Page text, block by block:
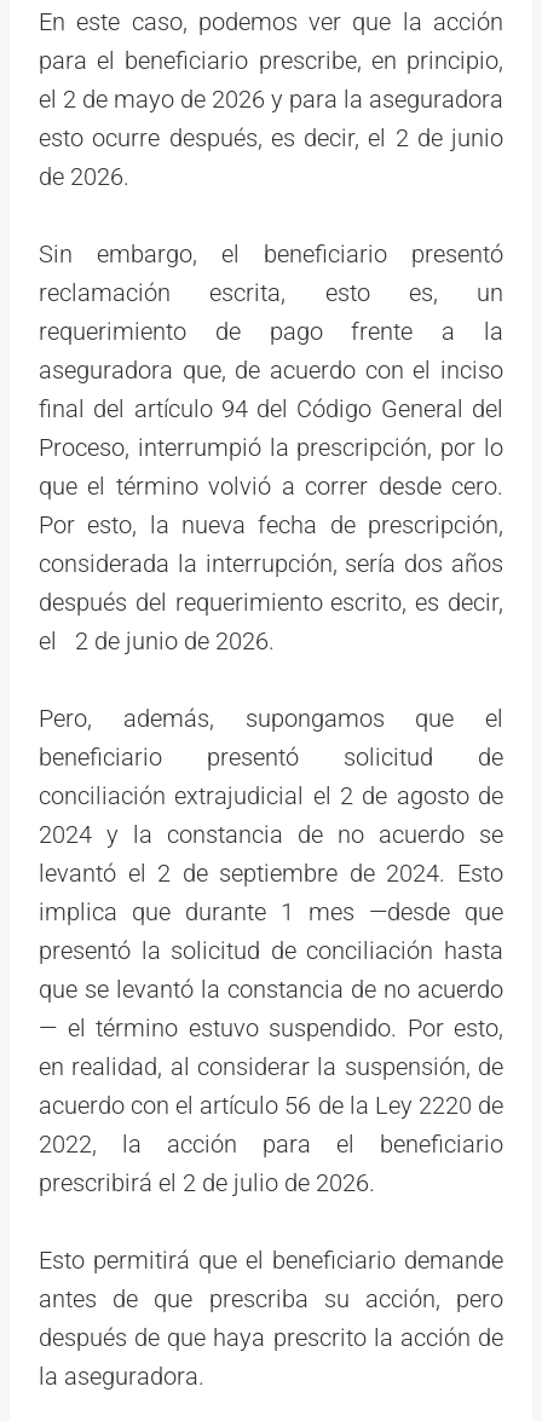
En este caso, podemos ver que la acción
para el beneficiario prescribe, en principio,
el 2 de mayo de 2026 y para la aseguradora
esto ocurre después, es decir, el 2 de junio
de 2026.
Sin embargo, el beneficiario presentó
reclamación escrita, esto es, un
requerimiento de pago frente a la
aseguradora que, de acuerdo con el inciso
final del artículo 94 del Código General del
Proceso, interrumpió la prescripción, por lo
que el término volvió a correr desde cero.
Por esto, la nueva fecha de prescripción,
considerada la interrupción, sería dos años
después del requerimiento escrito, es decir,
el 2 de junio de 2026.
Pero, además, supongamos que el
beneficiario presentó solicitud de
conciliación extrajudicial el 2 de agosto de
2024 y la constancia de no acuerdo se
levantó el 2 de septiembre de 2024. Esto
implica que durante 1 mes —desde que
presentó la solicitud de conciliación hasta
que se levantó la constancia de no acuerdo
— el término estuvo suspendido. Por esto,
en realidad, al considerar la suspensión, de
acuerdo con el artículo 56 de la Ley 2220 de
2022, la acción para el beneficiario
prescribirá el 2 de julio de 2026.
Esto permitirá que el beneficiario demande
antes de que prescriba su acción, pero
después de que haya prescrito la acción de
la aseguradora.